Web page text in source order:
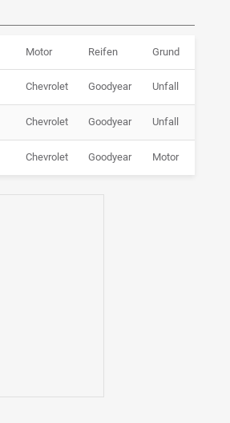
Motor Reifen Grund
Chevrolet Goodyear Unfall
Chevrolet Goodyear Unfall
Chevrolet Goodyear Motor